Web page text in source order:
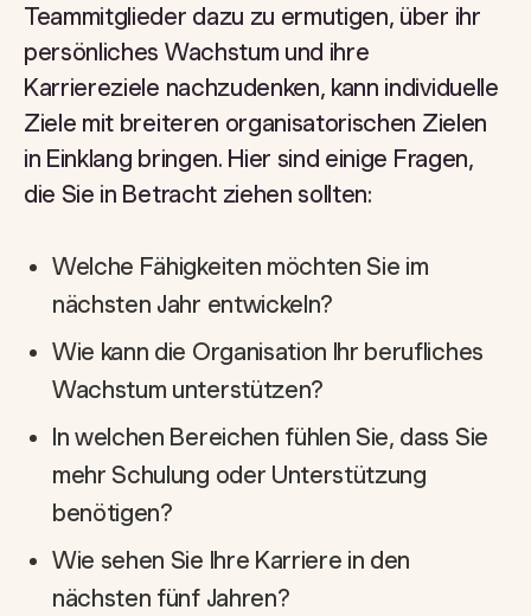
Teammitglieder dazu zu ermutigen, über ihr
persönliches Wachstum und ihre
Karriereziele nachzudenken, kann individuelle
Ziele mit breiteren organisatorischen Zielen
in Einklang bringen. Hier sind einige Fragen,
die Sie in Betracht ziehen sollten:
Welche Fähigkeiten möchten Sie im
nächsten Jahr entwickeln?
Wie kann die Organisation Ihr berufliches
Wachstum unterstützen?
In welchen Bereichen fühlen Sie, dass Sie
mehr Schulung oder Unterstützung
benötigen?
Wie sehen Sie Ihre Karriere in den
nächsten fünf Jahren?